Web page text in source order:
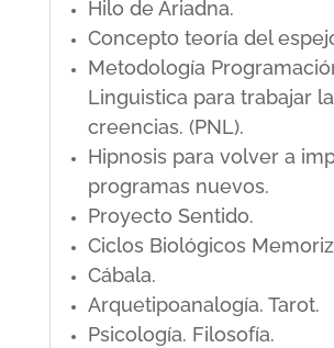
Hilo de Ariadna.
Concepto teoría del
Metodología
Linguistica para trabajar
creencias. (PNL).
Hipnosis para volver a
programas nuevos.
Proyecto Sentido.
Ciclos Biológicos
Cábala.
Arquetipoanalogía. Tarot.
Psicología. Filosofía.